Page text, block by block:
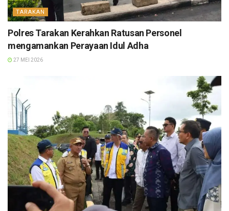
TARAKAN
Polres Tarakan Kerahkan Ratusan Personel
mengamankan Perayaan Idul Adha
27 MEI 2026